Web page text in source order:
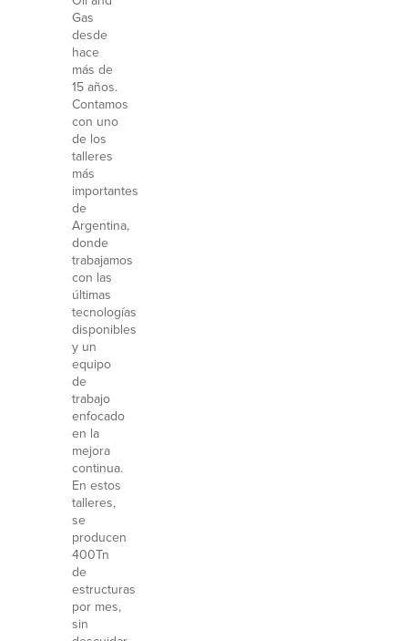
Gas
desde
hace
más de
15 años.
Contamos
con uno
de los
talleres
más
importantes
de
Argentina,
donde
trabajamos
con las
últimas
tecnologías
disponibles
y un
equipo
de
trabajo
enfocado
en la
mejora
continua.
En estos
talleres,
se
producen
400Tn
de
estructuras
por mes,
sin